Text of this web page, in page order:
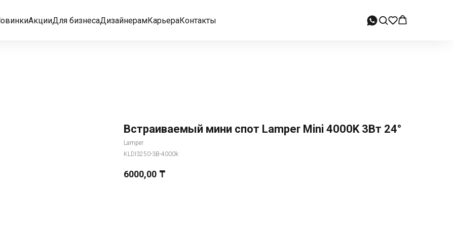
АкцииДля бизнесаДизайнерамКарьераКонтакты
Встраиваемый мини спот Lamper Mini 4000K 3Вт 24°
Lamper
KLDI3250-3B-4000k
6000,00 ₸